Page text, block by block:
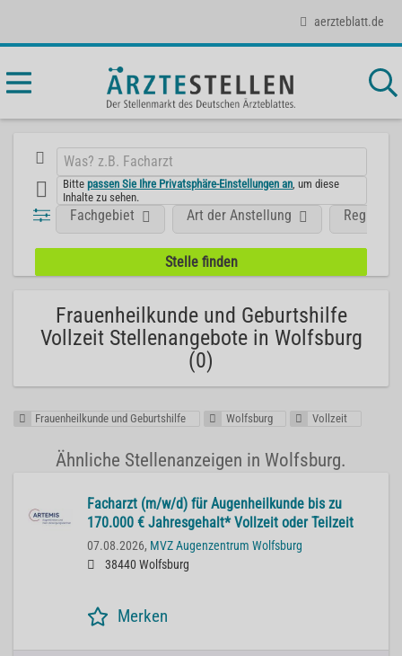
aerzteblatt.de
Bittepassen Sie Ihre Privatsphäre-Einstellungen an , um diese
Inhalte zu sehen.
Fachgebiet Art der Anstellung Region
Frauenheilkunde und Geburtshilfe
Vollzeit Stellenangebote in Wolfsburg
(0)
Frauenheilkunde und Geburtshilfe Wolfsburg Vollzeit
Ähnliche Stellenanzeigen in Wolfsburg.
Facharzt (m/w/d) für Augenheilkunde bis zu
170.000 € Jahresgehalt* Vollzeit oder Teilzeit
07.08.2026, MVZ Augenzentrum Wolfsburg
38440 Wolfsburg
Merken